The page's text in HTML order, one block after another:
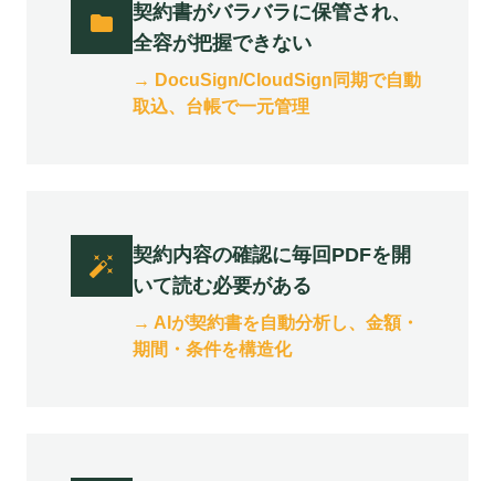
folder
契約書がバラバラに保管され、
全容が把握できない
→ DocuSign/CloudSign同期で自動
取込、台帳で一元管理
auto_fix_high
契約内容の確認に毎回PDFを開
いて読む必要がある
→ AIが契約書を自動分析し、金額・
期間・条件を構造化